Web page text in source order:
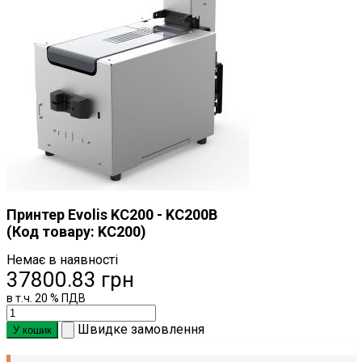
Принтер Evolis KC200 - KC200B
(Код товару: KC200)
Немає в наявності
37800.83 грн
в т.ч. 20 % ПДВ
Швидке замовлення